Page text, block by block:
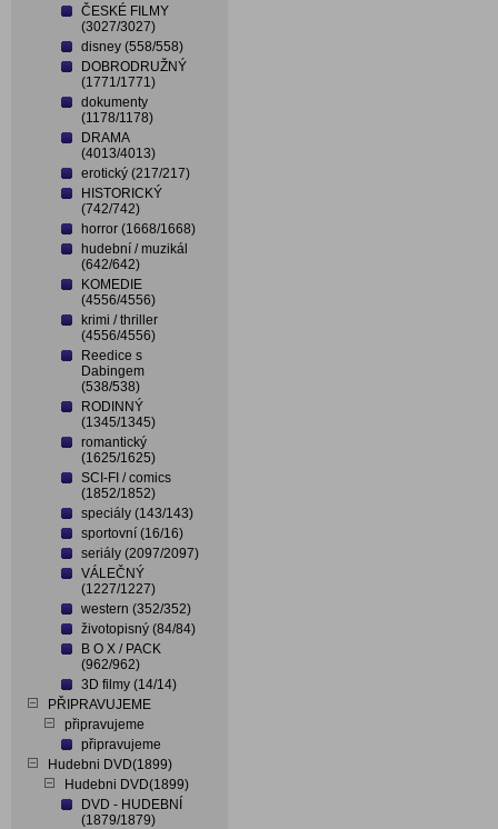
ČESKÉ FILMY
(3027/3027)
disney (558/558)
DOBRODRUŽNÝ
(1771/1771)
dokumenty
(1178/1178)
DRAMA
(4013/4013)
erotický (217/217)
HISTORICKÝ
(742/742)
horror (1668/1668)
hudební / muzikál
(642/642)
KOMEDIE
(4556/4556)
krimi / thriller
(4556/4556)
Reedice s
Dabingem
(538/538)
RODINNÝ
(1345/1345)
romantický
(1625/1625)
SCI-FI / comics
(1852/1852)
speciály (143/143)
sportovní (16/16)
seriály (2097/2097)
VÁLEČNÝ
(1227/1227)
western (352/352)
životopisný (84/84)
B O X / PACK
(962/962)
3D filmy (14/14)
PŘIPRAVUJEME
připravujeme
připravujeme
Hudebni DVD(1899)
Hudebni DVD(1899)
DVD - HUDEBNÍ
(1879/1879)